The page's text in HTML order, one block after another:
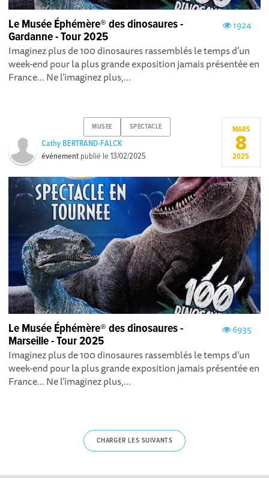
1924
Le Musée Éphémère® des dinosaures -
Gardanne - Tour 2025
Imaginez plus de 100 dinosaures rassemblés le temps d’un
week-end pour la plus grande exposition jamais présentée en
France… Ne l’imaginez plus,...
MUSEE SPECTACLE
Cathy BERTRAND-FALCK
événement publié le13/02/2025
MARS
8
2025
6935
Le Musée Éphémère® des dinosaures -
Marseille - Tour 2025
Imaginez plus de 100 dinosaures rassemblés le temps d’un
week-end pour la plus grande exposition jamais présentée en
France… Ne l’imaginez plus,...
CHARGER LES SUIVANTS